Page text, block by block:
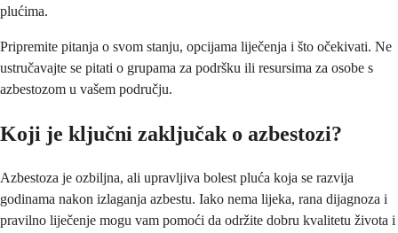
plućima.
Pripremite pitanja o svom stanju, opcijama liječenja i što očekivati. Ne
ustručavajte se pitati o grupama za podršku ili resursima za osobe s
azbestozom u vašem području.
Koji je ključni zaključak o azbestozi?
Azbestoza je ozbiljna, ali upravljiva bolest pluća koja se razvija
godinama nakon izlaganja azbestu. Iako nema lijeka, rana dijagnoza i
pravilno liječenje mogu vam pomoći da održite dobru kvalitetu života i